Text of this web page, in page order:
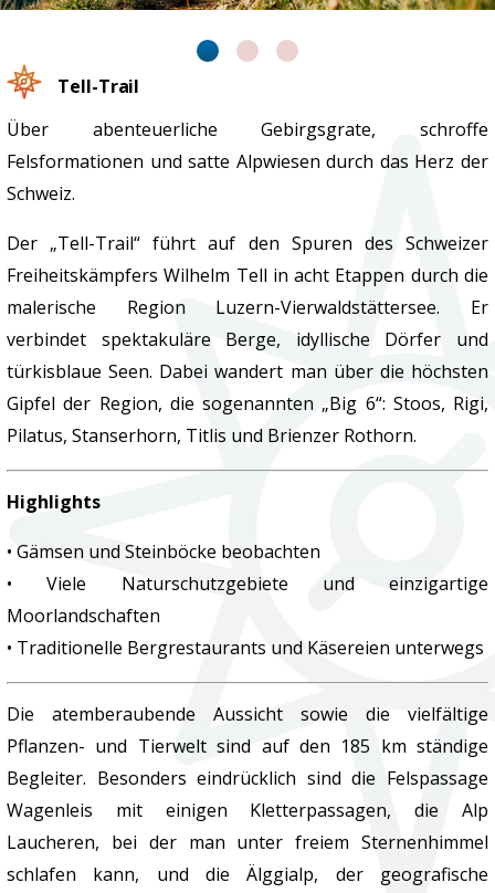
Tell-Trail
Über abenteuerliche Gebirgsgrate, schroffe
Felsformationen und satte Alpwiesen durch das Herz der
Schweiz.
Der „Tell-Trail“ führt auf den Spuren des Schweizer
Freiheitskämpfers Wilhelm Tell in acht Etappen durch die
malerische Region Luzern-Vierwaldstättersee. Er
verbindet spektakuläre Berge, idyllische Dörfer und
türkisblaue Seen. Dabei wandert man über die höchsten
Gipfel der Region, die sogenannten „Big 6“: Stoos, Rigi,
Pilatus, Stanserhorn, Titlis und Brienzer Rothorn.
Highlights
• Gämsen und Steinböcke beobachten
• Viele Naturschutzgebiete und einzigartige
Moorlandschaften
• Traditionelle Bergrestaurants und Käsereien unterwegs
Die atemberaubende Aussicht sowie die vielfältige
Pflanzen- und Tierwelt sind auf den 185 km ständige
Begleiter. Besonders eindrücklich sind die Felspassage
Wagenleis mit einigen Kletterpassagen, die Alp
Laucheren, bei der man unter freiem Sternenhimmel
schlafen kann, und die Älggialp, der geografische